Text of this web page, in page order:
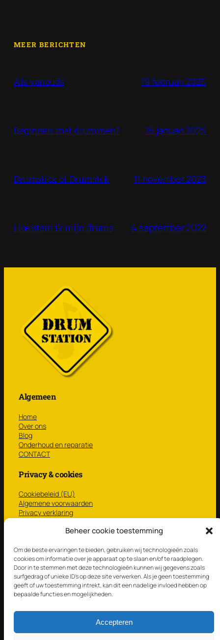
Beheer cookie toestemming
Om de beste ervaringen te bieden, gebruiken wij technologieën zoals
cookies om informatie over je apparaat op te slaan en/of te raadplegen.
Door in te stemmen met deze technologieën kunnen wij gegevens zoals
surfgedrag of unieke ID's op deze site verwerken. Als je geen toestemming
geeft of uw toestemming intrekt, kan dit een nadelige invloed hebben op
bepaalde functies en mogelijkheden.
Accepteren
MEER BERICHTEN
Als vanouds 19 februari 2025
Beginnen met drummen? 15 januari 2025
Drumstick of Drumstok 11 november 2023
Hoe stem ik mijn drums 4 september 2022
Algemeen
Home
Over ons
Blog
Onderhoud en reparatie
CONTACT
Privacy & cookies
Cookiebeleid (EU)
Algemene voorwaarden
Privacy verklaring
NIEUW
Gebruikt
Vellen
STICKS ‘N BRUSHES
Mallets ’n Multirods